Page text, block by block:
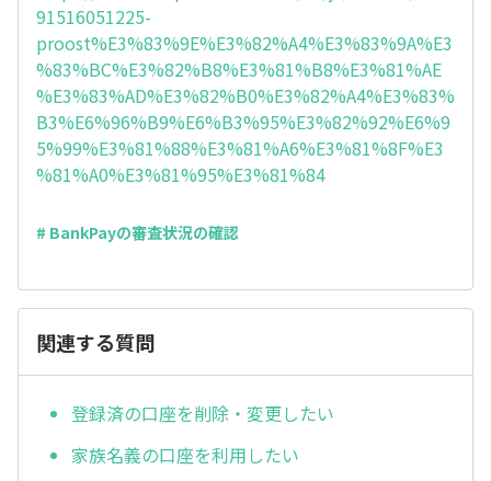
91516051225-
proost%E3%83%9E%E3%82%A4%E3%83%9A%E3
%83%BC%E3%82%B8%E3%81%B8%E3%81%AE
%E3%83%AD%E3%82%B0%E3%82%A4%E3%83%
B3%E6%96%B9%E6%B3%95%E3%82%92%E6%9
5%99%E3%81%88%E3%81%A6%E3%81%8F%E3
%81%A0%E3%81%95%E3%81%84
# BankPayの審査状況の確認
関連する質問
登録済の口座を削除・変更したい
家族名義の口座を利用したい